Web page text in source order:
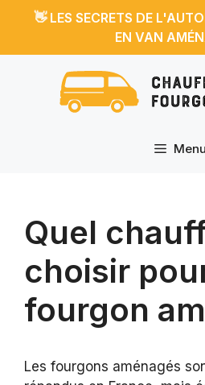
👋LES SECRETS DE
EN VAN
Menu
Quel
choisir
fourgon
Les fourgons aménagés